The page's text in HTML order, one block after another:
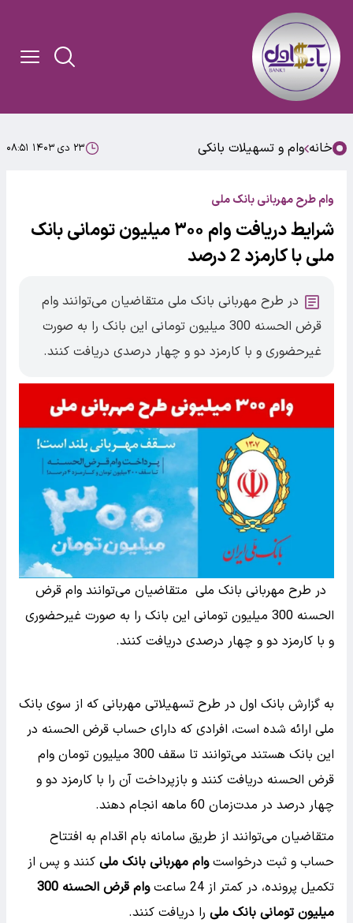
خانه وام و تسهیلات بانکی ۲۳ دی ۱۴۰۳ ۰۸:۵۱
وام طرح مهربانی بانک ملی
شرایط دریافت وام ۳۰۰ میلیون تومانی بانک
ملی با کارمزد 2 درصد
در طرح مهربانی بانک ملی متقاضیان می‌توانند وام
قرض الحسنه 300 میلیون تومانی این بانک را به صورت
غیرحضوری و با کارمزد دو و چهار درصدی دریافت کنند.
در طرح مهربانی بانک ملی متقاضیان می‌توانند وام قرض
الحسنه 300 میلیون تومانی این بانک را به صورت غیرحضوری
و با کارمزد دو و چهار درصدی دریافت کنند.
به گزارش بانک اول در طرح تسهیلاتی مهربانی که از سوی بانک
ملی ارائه شده است، افرادی که دارای حساب قرض الحسنه در
این بانک هستند می‌توانند تا سقف 300 میلیون تومان وام
قرض الحسنه دریافت کنند و بازپرداخت آن را با کارمزد دو و
چهار درصد در مدت‌زمان 60 ماهه انجام دهند.
متقاضیان می‌توانند از طریق سامانه بام اقدام به افتتاح
حساب و ثبت درخواستوام مهربانی بانک ملی کنند و پس از
تکمیل پرونده، در کمتر از 24 ساعت
وام قرض الحسنه 300
میلیون تومانی بانک ملی را دریافت کنند.